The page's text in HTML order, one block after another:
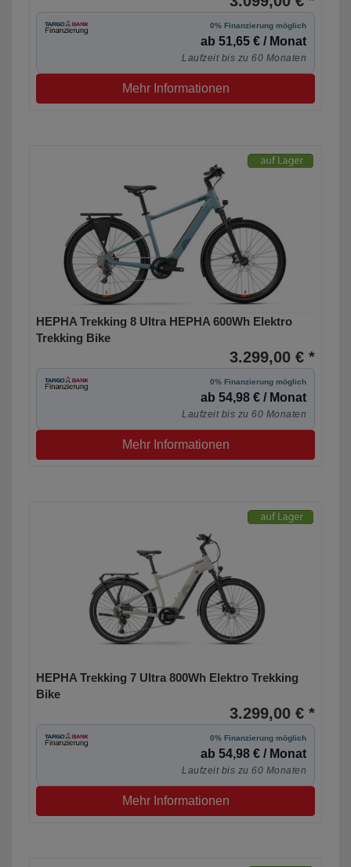
0% Finanzierung möglich
ab 51,65 € / Monat
Laufzeit bis zu 60 Monaten
Mehr Informationen
HEPHA Trekking 8 Ultra HEPHA 600Wh Elektro
Trekking Bike
3.299,00 € *
0% Finanzierung möglich
ab 54,98 € / Monat
Laufzeit bis zu 60 Monaten
Mehr Informationen
HEPHA Trekking 7 Ultra 800Wh Elektro Trekking
Bike
3.299,00 € *
0% Finanzierung möglich
ab 54,98 € / Monat
Laufzeit bis zu 60 Monaten
Mehr Informationen